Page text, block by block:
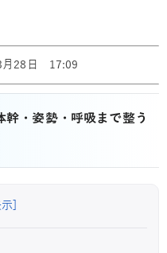
28日 17:09
幹・姿勢・呼吸まで整う
]